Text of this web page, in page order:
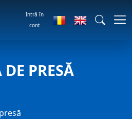
Intră în
cont
PRESĂ